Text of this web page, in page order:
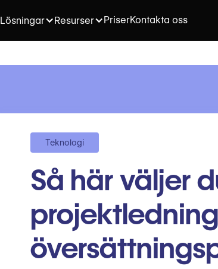
Lösningar Resurser PriserKontakta oss
Teknologi
Så här väljer